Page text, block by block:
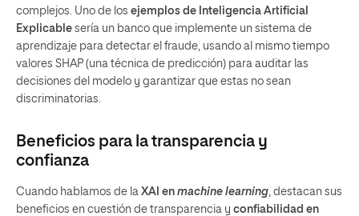
complejos. Uno de los ejemplos de Inteligencia Artificial
Explicable sería un banco que implemente un sistema de
aprendizaje para detectar el fraude, usando al mismo tiempo
valores SHAP (una técnica de predicción) para auditar las
decisiones del modelo y garantizar que estas no sean
discriminatorias.
Beneficios para la transparencia y
confianza
Cuando hablamos de la XAI en machine learning, destacan sus
beneficios en cuestión de transparencia y confiabilidad en